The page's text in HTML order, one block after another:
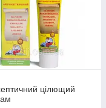
цілющий